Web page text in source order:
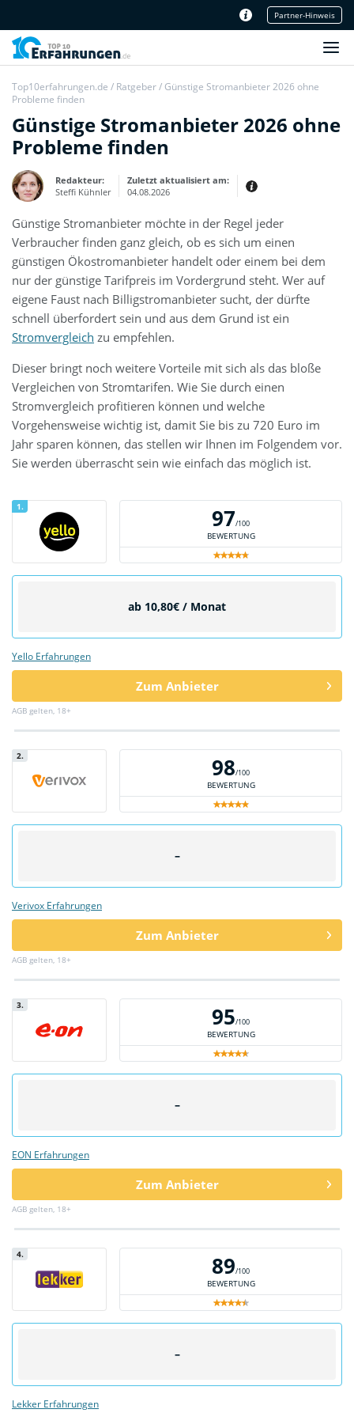
Unser Redaktionsteam
Partner-Hinweis
Top10erfahrungen.de / Ratgeber/ Günstige Stromanbieter 2026 ohne
Probleme finden
Günstige Stromanbieter 2026 ohne
Probleme finden
Redakteur:
Steffi Kühnler
Zuletzt aktualisiert am:
04.08.2026
Thema:
Erfahrungen:
Produkt- und Kategorietexte sowie
Newsberichte
Mein Werdegang ist relativ bunt,
denn ich habe zuerst eine praktische
Ausbildung in Elektrotechnik
abgeschlossen und später noch ein
IT-Studium an der Fachhochschule
draufgelegt.
Günstige Stromanbieter möchte in der Regel jeder
Verbraucher finden ganz gleich, ob es sich um einen
günstigen Ökostromanbieter handelt oder einem bei dem
nur der günstige Tarifpreis im Vordergrund steht. Wer auf
eigene Faust nach Billigstromanbieter sucht, der dürfte
schnell überfordert sein und aus dem Grund ist ein
Stromvergleich zu empfehlen.
Dieser bringt noch weitere Vorteile mit sich als das bloße
Vergleichen von Stromtarifen. Wie Sie durch einen
Stromvergleich profitieren können und welche
Vorgehensweise wichtig ist, damit Sie bis zu 720 Euro im
Jahr sparen können, das stellen wir Ihnen im Folgendem vor.
Sie werden überrascht sein wie einfach das möglich ist.
1. 97/100
BEWERTUNG
ab 10,80€ / Monat
Yello Erfahrungen
Zum Anbieter
AGB gelten, 18+
2. 98/100
BEWERTUNG
–
Verivox Erfahrungen
Zum Anbieter
AGB gelten, 18+
3. 95/100
BEWERTUNG
–
EON Erfahrungen
Zum Anbieter
AGB gelten, 18+
4. 89/100
BEWERTUNG
–
Lekker Erfahrungen